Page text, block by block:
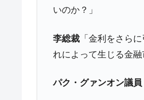
『Money1』 【対日本円】
1.9倍！
『Money1』
在韓米国大使
『Money1』 韓国政府「
いのか？」
李総裁 「金利をさら
れによって生じる金
パク・グァンオン議員